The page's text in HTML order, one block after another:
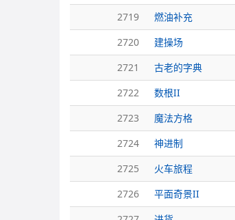
2719 燃油补充
2720 建操场
2721 古老的字典
2722 数根II
2723 魔法方格
2724 神进制
2725 火车旅程
2726 平面奇景II